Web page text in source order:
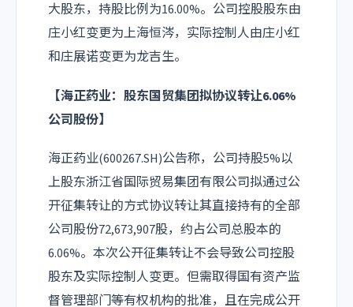
大股东，持股比例为16.00%。公司控股股东由
庄小红变更为上海恒涔，实际控制人由庄小红
和庄展诺变更为龙吉生。
【海正药业：股东国贸集团拟协议转让6.06%
公司股份】
海正药业(600267.SH)公告称，公司持股5%以
上股东浙江省国际贸易集团有限公司拟通过公
开征集转让的方式协议转让其直接持有的全部
公司股份72,673,907股，约占公司总股本的
6.06%。本次公开征集转让不会导致公司控股
股东及实际控制人变更。但需取得国有资产监
督管理部门等有权机构的批准，且在完成公开